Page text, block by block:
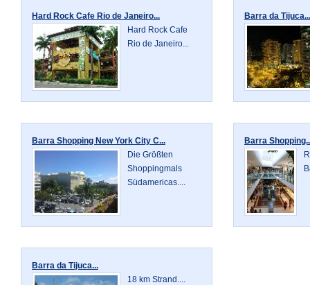
Hard Rock Cafe Rio de Janeiro...
Hard Rock Cafe
Rio de Janeiro...
Barra da Tijuca...
Barra Shopping New York City C...
Die Größten
Shoppingmals
Südamericas....
Barra
Barra da Tijuca...
18 km Strand....